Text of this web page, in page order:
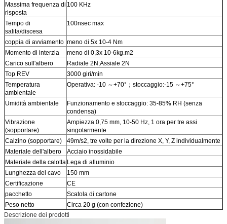
Massima frequenza di
risposta
100 KHz
Tempo di
salita/discesa
100nsec max
coppia di avviamento meno di 5x 10-4 Nm
Momento di interzia
meno di 0,3x 10-6kg.m2
Carico sull'albero
Radiale 2N;Assiale 2N
Top REV
3000 giri/min
Temperatura
ambientale
Operativa: -10 ～+70°；stoccaggio:-15 ～+75°
Umidità ambientale
Funzionamento e stoccaggio: 35-85% RH (senza
condensa)
Vibrazione
(sopportare)
Ampiezza 0,75 mm, 10-50 Hz, 1 ora per tre assi
singolarmente
Calzino (sopportare)
49m/s2, tre volte per la direzione X, Y, Z individualmente
Materiale dell'albero
Acciaio inossidabile
Materiale della calotta Lega di alluminio
Lunghezza del cavo
150 mm
Certificazione
CE
pacchetto
Scatola di cartone
Peso netto
Circa 20 g (con confezione)
Descrizione dei prodotti